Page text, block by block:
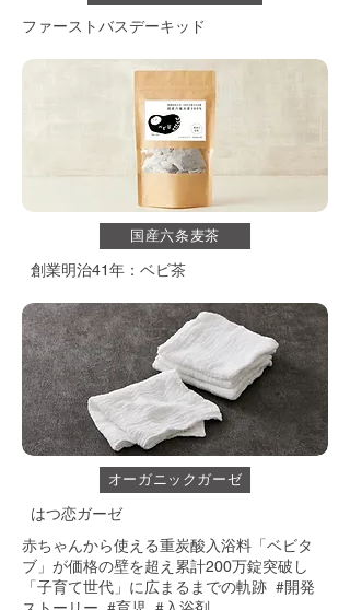
ファーストバスデーキッド
国産六条麦茶
創業明治41年：ベビ茶
オーガニックガーゼ
​はつ恋ガーゼ
赤ちゃんから使える重炭酸入浴料「ベビタ
ブ」が価格の壁を超え累計200万錠突破し
「子育て世代」に広まるまでの軌跡 #開発